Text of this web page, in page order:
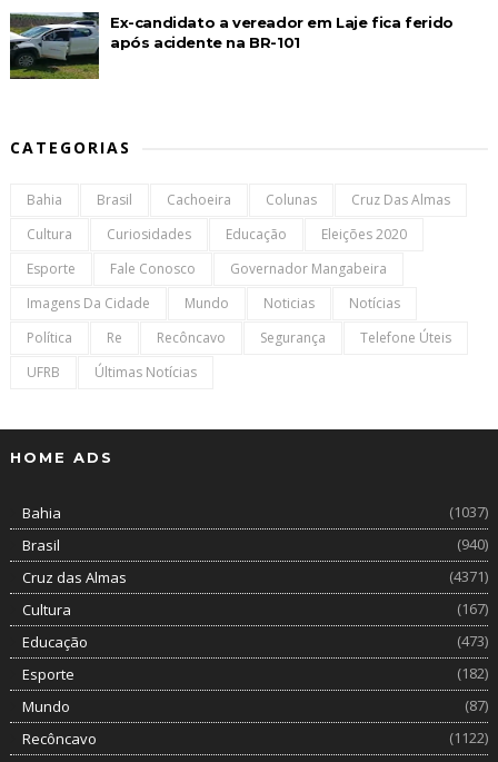
Ex-candidato a vereador em Laje fica ferido
após acidente na BR-101
CATEGORIAS
Bahia Brasil Cachoeira Colunas
Cruz Das Almas
Cultura
Curiosidades Educação
Eleições 2020
Esporte
Fale Conosco
Governador Mangabeira
Imagens Da Cidade
Mundo Noticias
Notícias
Política
Re Recôncavo Segurança
Telefone Úteis
UFRB
Últimas Notícias
HOME ADS
Bahia
(1037)
Brasil
(940)
Cruz das Almas
(4371)
Cultura
(167)
Educação
(473)
Esporte
(182)
Mundo
(87)
Recôncavo
(1122)